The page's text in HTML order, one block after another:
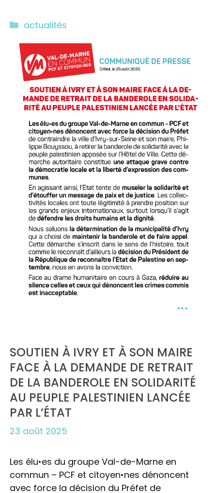
Catégories
actualités
SOUTIEN À IVRY ET À SON MAIRE
FACE À LA DEMANDE DE RETRAIT
DE LA BANDEROLE EN SOLIDARITÉ
AU PEUPLE PALESTINIEN LANCÉE
PAR L’ÉTAT
23 août 2025
Les élu•es du groupe Val-de-Marne en
commun – PCF et citoyen•nes dénoncent
avec force la décision du Préfet de